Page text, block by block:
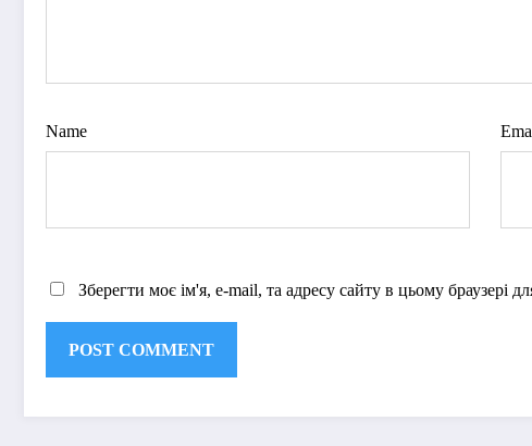
Name
Зберегти моє ім'я, e-mail, та адресу сайту в цьому браузері